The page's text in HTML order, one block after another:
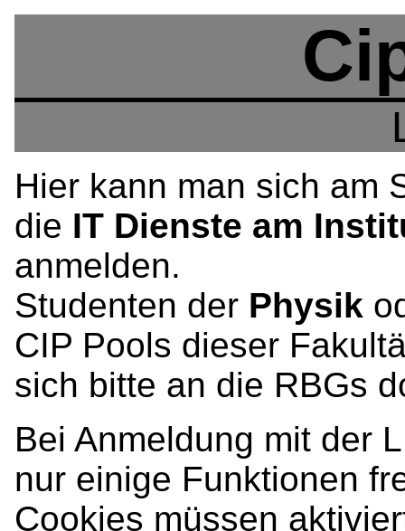
Hier kann man sich am
die IT Dienste am
anmelden.
Studenten der Physik
CIP Pools dieser
sich bitte an die RBGs
Bei Anmeldung mit der
nur einige Funktionen
Cookies müssen